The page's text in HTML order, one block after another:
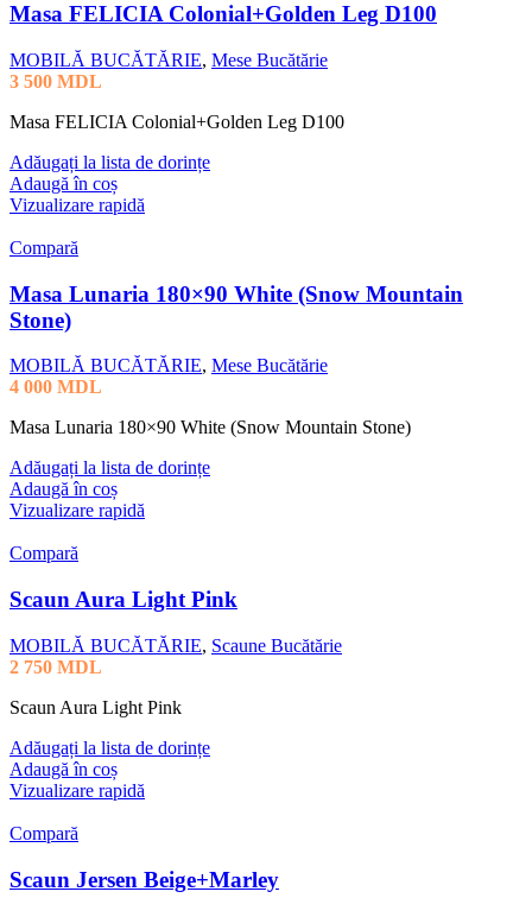
Masa FELICIA Colonial+Golden Leg D100
MOBILĂ BUCĂTĂRIE, Mese Bucătărie
3 500 MDL
Masa FELICIA Colonial+Golden Leg D100
Adăugați la lista de dorințe
Adaugă în coș
Vizualizare rapidă
Compară
Masa Lunaria 180×90 White (Snow Mountain
Stone)
MOBILĂ BUCĂTĂRIE, Mese Bucătărie
4 000 MDL
Masa Lunaria 180×90 White (Snow Mountain Stone)
Adăugați la lista de dorințe
Adaugă în coș
Vizualizare rapidă
Compară
Scaun Aura Light Pink
MOBILĂ BUCĂTĂRIE, Scaune Bucătărie
2 750 MDL
Scaun Aura Light Pink
Adăugați la lista de dorințe
Adaugă în coș
Vizualizare rapidă
Compară
Scaun Jersen Beige+Marley